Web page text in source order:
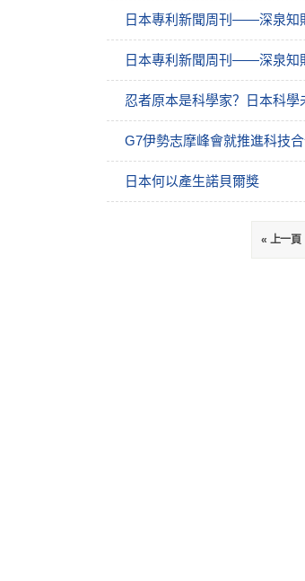
日本專利新聞周刊——深泉知
日本專利新聞周刊——深泉知
忍者原本是科學家？日本科
G7伊勢志摩峰會就推進科技
日本何以產生諾貝爾獎
« 上一頁